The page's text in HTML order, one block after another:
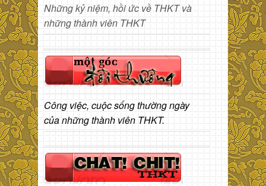
Những kỷ niệm, hồi ức về THKT và
những thành viên THKT
Công việc, cuộc sống thường ngày
của những thành viên THKT.